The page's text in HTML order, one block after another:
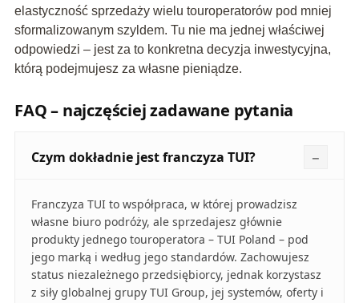
elastyczność sprzedaży wielu touroperatorów pod mniej
sformalizowanym szyldem. Tu nie ma jednej właściwej
odpowiedzi – jest za to konkretna decyzja inwestycyjna,
którą podejmujesz za własne pieniądze.
FAQ – najczęściej zadawane pytania
Czym dokładnie jest franczyza TUI?
Franczyza TUI to współpraca, w której prowadzisz
własne biuro podróży, ale sprzedajesz głównie
produkty jednego touroperatora – TUI Poland – pod
jego marką i według jego standardów. Zachowujesz
status niezależnego przedsiębiorcy, jednak korzystasz
z siły globalnej grupy TUI Group, jej systemów, oferty i